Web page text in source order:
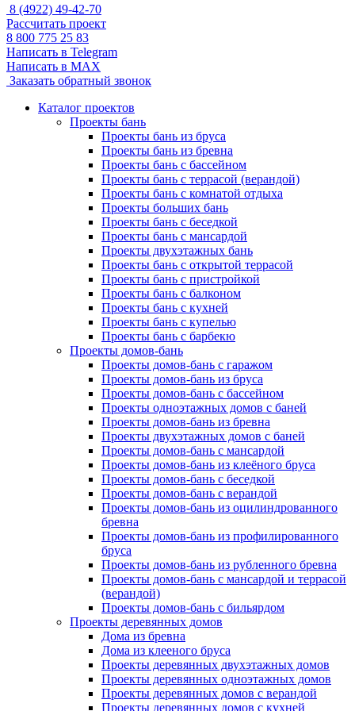
8 (4922) 49-42-70
Рассчитать проект
8 800 775 25 83
Написать в Telegram
Написать в MAX
Заказать обратный звонок
Каталог проектов
Проекты бань
Проекты бань из бруса
Проекты бань из бревна
Проекты бань с бассейном
Проекты бань с террасой (верандой)
Проекты бань с комнатой отдыха
Проекты больших бань
Проекты бань с беседкой
Проекты бань с мансардой
Проекты двухэтажных бань
Проекты бань с открытой террасой
Проекты бань с пристройкой
Проекты бань с балконом
Проекты бань с кухней
Проекты бань с купелью
Проекты бань с барбекю
Проекты домов-бань
Проекты домов-бань с гаражом
Проекты домов-бань из бруса
Проекты домов-бань с бассейном
Проекты одноэтажных домов с баней
Проекты домов-бань из бревна
Проекты двухэтажных домов с баней
Проекты домов-бань с мансардой
Проекты домов-бань из клеёного бруса
Проекты домов-бань с беседкой
Проекты домов-бань с верандой
Проекты домов-бань из оцилиндрованного
бревна
Проекты домов-бань из профилированного
бруса
Проекты домов-бань из рубленного бревна
Проекты домов-бань с мансардой и террасой
(верандой)
Проекты домов-бань с бильярдом
Проекты деревянных домов
Дома из бревна
Дома из клееного бруса
Проекты деревянных двухэтажных домов
Проекты деревянных одноэтажных домов
Проекты деревянных домов с верандой
Проекты деревянных домов с кухней